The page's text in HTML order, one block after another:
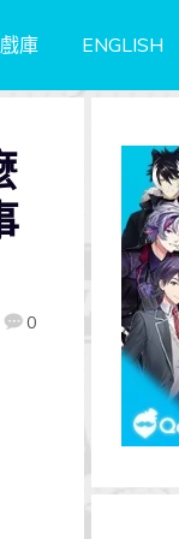
庫 ENGLISH
0